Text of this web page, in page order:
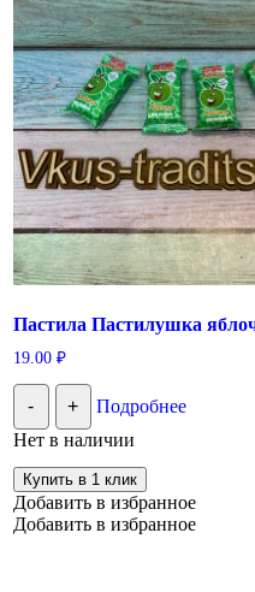
Пастила Пастилушка
19.00 ₽
- +
Подробнее
Нет в наличии
Купить в 1 клик
Добавить в избранное
Добавить в избранное